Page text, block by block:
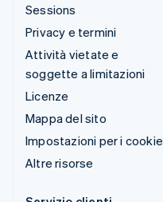
Sessions
Privacy e termini
Attività vietate e
soggette a limitazioni
Licenze
Mappa del sito
Impostazioni per i cookie
Altre risorse